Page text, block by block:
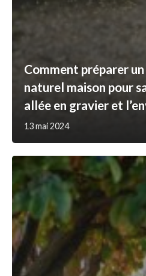
Comment préparer
naturel maison pour
allée en gravier et
13 mai 2024